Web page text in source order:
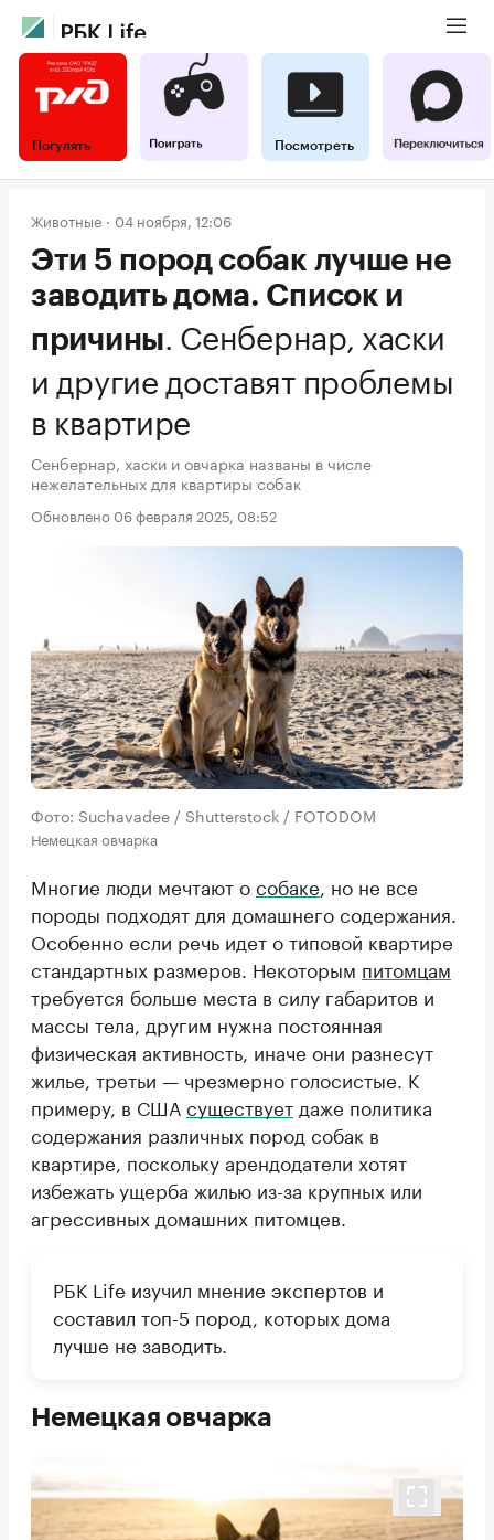
Погулять Посмотреть
Животные 04 ноября, 12:06
Эти 5 пород собак лучше не
заводить дома. Список и
причины. Сенбернар, хаски
и другие доставят проблемы
в квартире
Сенбернар, хаски и овчарка названы в числе
нежелательных для квартиры собак
Обновлено 06 февраля 2025, 08:52
Фото: Suchavadee / Shutterstock / FOTODOM
Немецкая овчарка
Многие люди мечтают особаке , но не все
породы подходят для домашнего содержания.
Особенно если речь идет о типовой квартире
стандартных размеров. Некоторым питомцам
требуется больше места в силу габаритов и
массы тела, другим нужна постоянная
физическая активность, иначе они разнесут
жилье, третьи — чрезмерно голосистые. К
примеру, в США существует даже политика
содержания различных пород собак в
квартире, поскольку арендодатели хотят
избежать ущерба жилью из-за крупных или
агрессивных домашних питомцев.
РБК Life изучил мнение экспертов и
составил топ-5 пород, которых дома
лучше не заводить.
Немецкая овчарка